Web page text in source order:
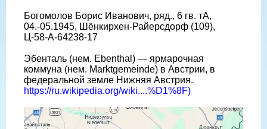
Богомолов Борис Иванович, ряд., 6 гв. тА,
04.-05.1945, Шёнкирхен-Райерсдорф (109),
Ц-58-A-64238-17
Эбенталь (нем. Ebenthal) — ярмарочная
коммуна (нем. Marktgemeinde) в Австрии, в
федеральной земле Нижняя Австрия.
https://ru.wikipedia.org/wiki....%D1%8F)